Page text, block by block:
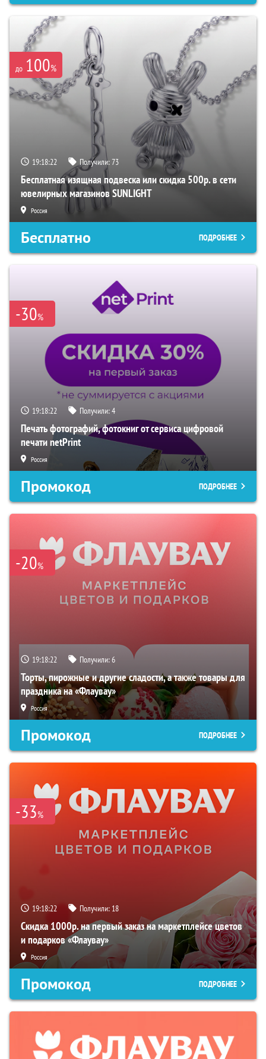
до 100%
19:18:21 Получили:73
Бесплатная изящная подвеска или скидка 500р. в сети
ювелирных магазинов SUNLIGHT
Россия
Бесплатно ПОДРОБНЕЕ
-30%
19:18:21 Получили:4
Печать фотографий, фотокниг от сервиса цифровой
печати netPrint
Россия
Промокод ПОДРОБНЕЕ
-20%
19:18:21 Получили:6
Торты, пирожные и другие сладости, а также товары для
праздника на «Флаувау»
Россия
Промокод ПОДРОБНЕЕ
-33%
19:18:21 Получили: 18
Скидка 1000р. на первый заказ на маркетплейсе цветов
и подарков «Флаувау»
Россия
Промокод ПОДРОБНЕЕ